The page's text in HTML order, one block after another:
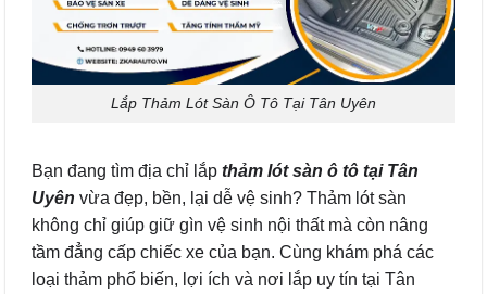
Lắp Thảm Lót Sàn Ô Tô Tại Tân Uyên
Bạn đang tìm địa chỉ lắp thảm lót sàn ô tô tại Tân
Uyên vừa đẹp, bền, lại dễ vệ sinh? Thảm lót sàn
không chỉ giúp giữ gìn vệ sinh nội thất mà còn nâng
tầm đẳng cấp chiếc xe của bạn. Cùng khám phá các
loại thảm phổ biến, lợi ích và nơi lắp uy tín tại Tân